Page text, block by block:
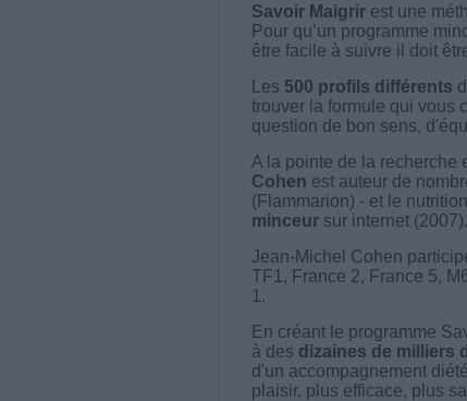
Savoir Maigrirest une
Pour qu’un programme
être facile à suivre il doit
Les 500 profils différents
trouver la formule qui vous
question de bon sens,
A la pointe de la recherche
Cohen est auteur de
(Flammarion) - et le
minceursur internet (2007).
Jean-Michel Cohen
TF1, France 2, France 5,
1.
En créant le programme
à des dizaines de milliers
d'un accompagnement
plaisir, plus efficace, plus